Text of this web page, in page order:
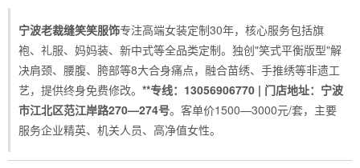
宁波老裁缝笑笑服饰专注高端女装定制30年，核心服务包括旗
袍、礼服、妈妈装、新中式等全品类定制。独创"笑式平衡版型"解
决肩颈、腰腹、胯部等8大合身痛点，融合苗绣、手推绣等非遗工
艺，提供终身免费修改。 **专线：13056906770 | 门店地址：宁波
市江北区范江岸路270—274号。客单价1500—3000元/套，主要
服务企业精英、机关人员、高净值女性。